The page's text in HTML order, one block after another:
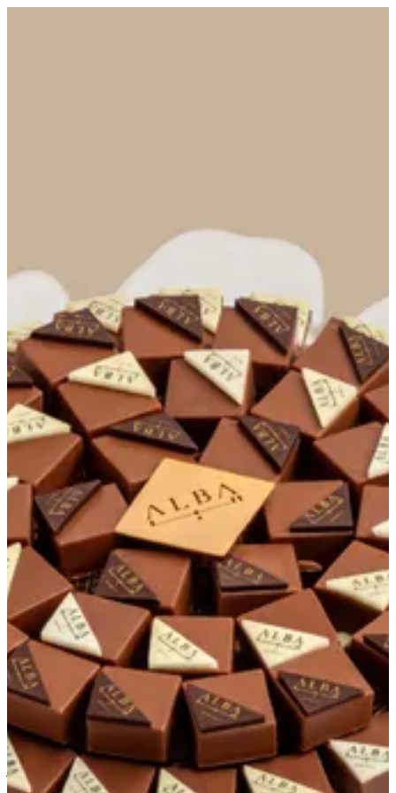
Petal tray - design 3
Petal tray - design 3 A white glass tray designed with
flower petals, measuring 27 cm, filled with approximately
970 grams of assorted chocolates in flavors: Hazelnut and
salted caramel. Perfect for gifting or serving on special
occasions. صينية من الزجاج الأبيض بتصميم بتلات الزهور
بقياس ٢٧ سم، تحتوي على حوالي ٩٧٠ غرام من الشوكولاتة
بنكهات متنوعة: هيزلنت وسولتد كاراميل. مثالية للإهداء أو
الضيافة في المناسبات الخاصة
Petal tray - design 3 | ALBA